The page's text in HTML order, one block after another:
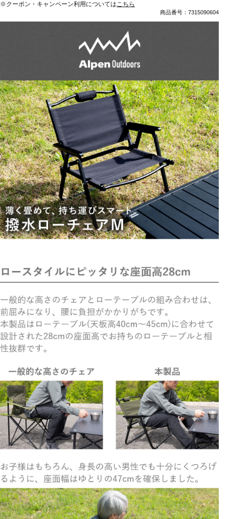
※クーポン・キャンペーン利用についてはこちら
商品番号：7315090604